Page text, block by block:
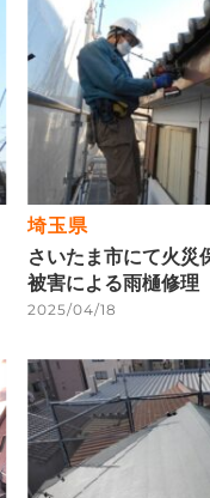
埼玉県
さいたま市にて火災
被害による雨樋修理
2025/04/18